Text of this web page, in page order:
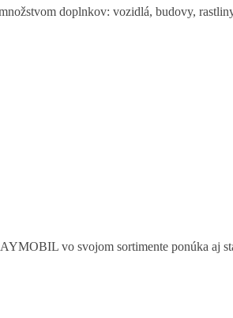
doplnkov: vozidlá, budovy,
vo svojom sortimente ponúka aj